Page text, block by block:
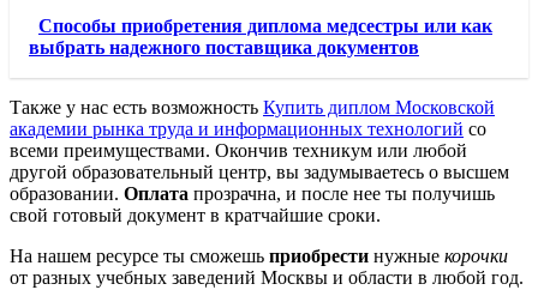
Способы приобретения диплома медсестры или как
выбрать надежного поставщика документов
Также у нас есть возможность Купить диплом Московской
академии рынка труда и информационных технологий со
всеми преимуществами. Окончив техникум или любой
другой образовательный центр, вы задумываетесь о высшем
образовании. Оплата прозрачна, и после нее ты получишь
свой готовый документ в кратчайшие сроки.
На нашем ресурсе ты сможешь приобрести нужные корочки
от разных учебных заведений Москвы и области в любой год.